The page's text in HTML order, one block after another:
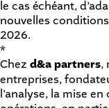
le cas échéant,
nouvelles
2026.
*
Chez d&a partners,
entreprises,
l’analyse, la mise